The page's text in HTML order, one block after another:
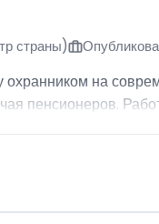
страны)
на
пенсионеров.